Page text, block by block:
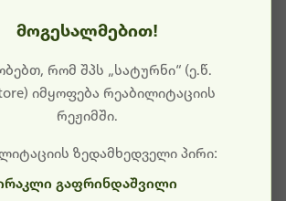
შეფერხებისთვის. ამჟამად
საიტის განახლება და ტექნიკური
სამუშაოები.
ხელმისაწვდომი იქნება. გმადლობთ
მოგესალმებით!
რომ შპს „სატურნი“ (ე.წ.
იმყოფება რეაბილიტაციის
რეჟიმში.
ზედამხედველი პირი:
გაფრინდაშვილი